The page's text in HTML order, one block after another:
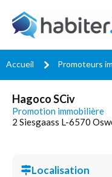
Accueil Promoteurs
Hagoco SCiv
Promotion immobilière
2 Siesgaass L-6570
Localisation